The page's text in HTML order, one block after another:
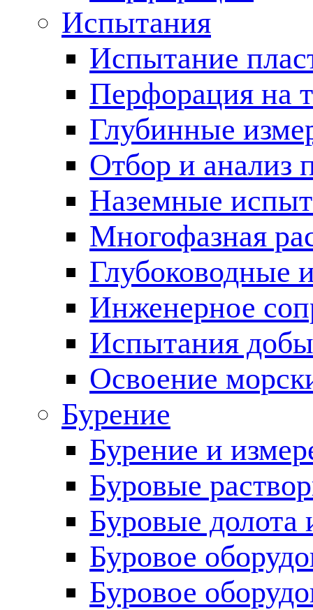
Испытания
Испытание
Перфорация на
Глубинные
Отбор и анализ
Наземные
Многофазная
Глубоководные
Инженерное
Испытания
Освоение
Бурение
Бурение и
Буровые
Буровые долота
Буровое
Буровое